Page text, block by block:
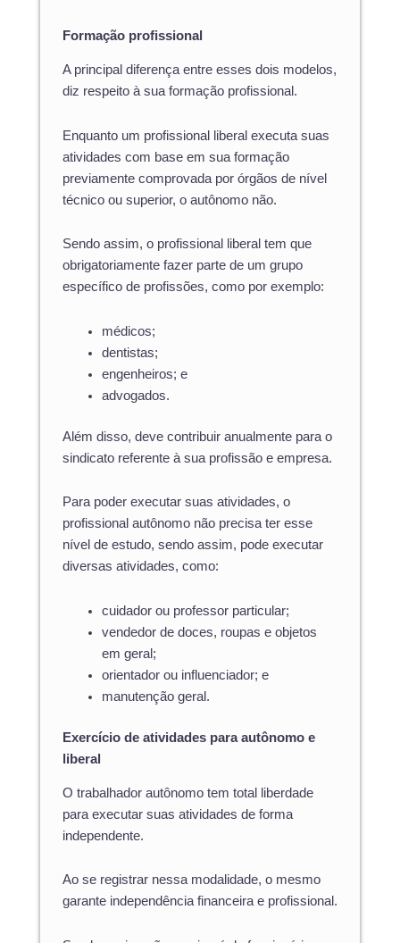
Formação profissional
A principal diferença entre esses dois modelos,
diz respeito à sua formação profissional.
Enquanto um profissional liberal executa suas
atividades com base em sua formação
previamente comprovada por órgãos de nível
técnico ou superior, o autônomo não.
Sendo assim, o profissional liberal tem que
obrigatoriamente fazer parte de um grupo
específico de profissões, como por exemplo:
médicos;
dentistas;
engenheiros; e
advogados.
Além disso, deve contribuir anualmente para o
sindicato referente à sua profissão e empresa.
Para poder executar suas atividades, o
profissional autônomo não precisa ter esse
nível de estudo, sendo assim, pode executar
diversas atividades, como:
cuidador ou professor particular;
vendedor de doces, roupas e objetos
em geral;
orientador ou influenciador; e
manutenção geral.
Exercício de atividades para autônomo e
liberal
O trabalhador autônomo tem total liberdade
para executar suas atividades de forma
independente.
Ao se registrar nessa modalidade, o mesmo
garante independência financeira e profissional.